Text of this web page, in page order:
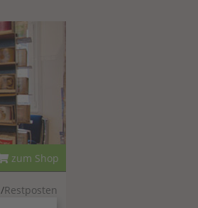
zum Shop
Restposten